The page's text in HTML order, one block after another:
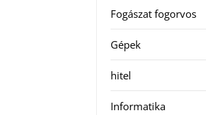
Fogászat fogorvos
Gépek
hitel
Informatika